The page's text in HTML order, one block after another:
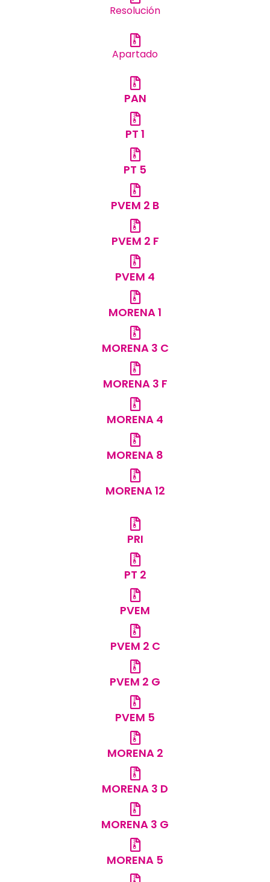
Resolución
Apartado
PAN
PT 1
PT 5
PVEM 2 B
PVEM 2 F
PVEM 4
MORENA 1
MORENA 3 C
MORENA 3 F
MORENA 4
MORENA 8
MORENA 12
PRI
PT 2
PVEM
PVEM 2 C
PVEM 2 G
PVEM 5
MORENA 2
MORENA 3 D
MORENA 3 G
MORENA 5